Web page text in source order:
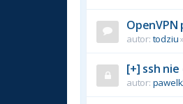
OpenVPN
autor: todziu
[+] ssh
autor: